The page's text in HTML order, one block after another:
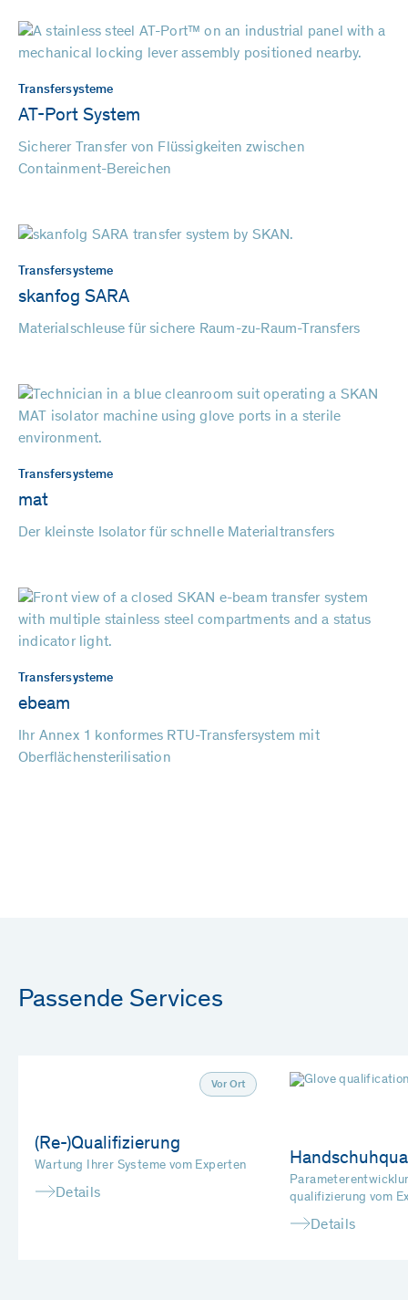
Transfersysteme
AT-Port System
Sicherer Transfer von Flüssigkeiten zwischen
Containment-Bereichen
Transfersysteme
skanfog SARA
Materialschleuse für sichere Raum-zu-Raum-Transfers
Transfersysteme
mat
Der kleinste Isolator für schnelle Materialtransfers
Transfersysteme
ebeam
Ihr Annex 1 konformes RTU-Transfersystem mit
Oberflächensterilisation
Passende Services
Vor Ort
(Re-)Qualifizierung
Wartung Ihrer Systeme vom Experten
Details
qualifizierung vom
Details